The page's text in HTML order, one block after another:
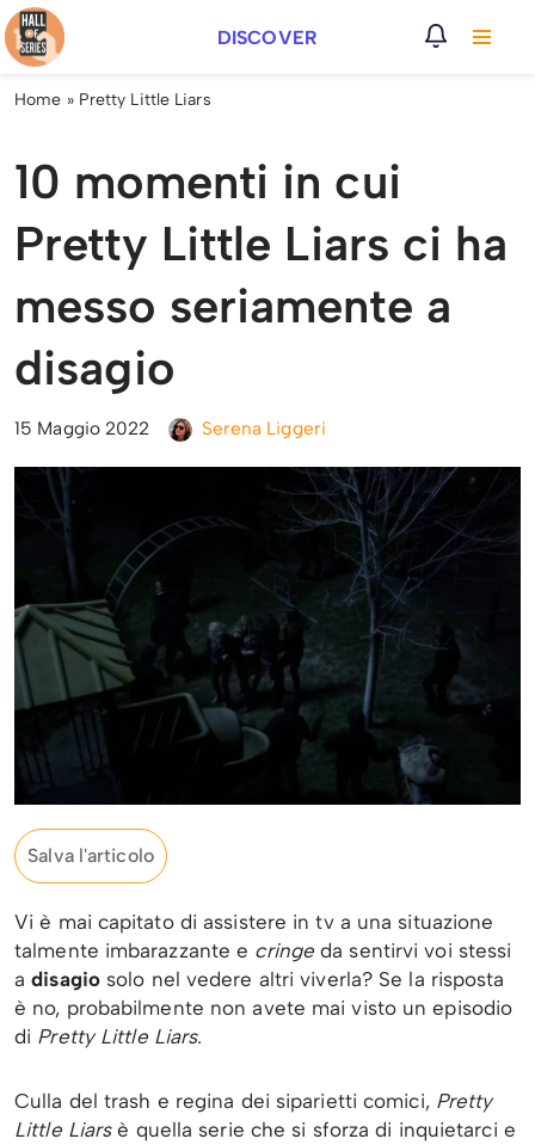
Vai
al
DISCOVER
Home » Pretty Little Liars
10 momenti in cui
Pretty Little Liars ci ha
messo seriamente a
disagio
15 Maggio 2022 Serena Liggeri
Salva l'articolo
Vi è mai capitato di assistere in tv a una situazione
talmente imbarazzante e cringe da sentirvi voi stessi
adisagiosolo nel vedere altri viverla? Se la risposta
è no, probabilmente non avete mai visto un episodio
di Pretty Little Liars.
Culla del trash e regina dei siparietti comici, Pretty
Little Liarsè quella serie che si sforza di inquietarci e